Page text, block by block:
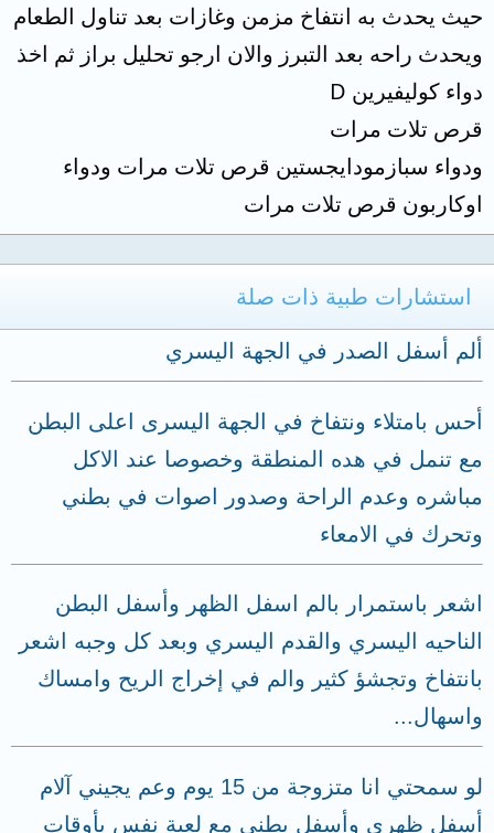
حيث يحدث به انتفاخ مزمن وغازات بعد تناول الطعام
ويحدث راحه بعد التبرز والان ارجو تحليل براز ثم اخذ
دواء كوليفيرين D
قرص تلات مرات
ودواء سبازمودايجستين قرص تلات مرات ودواء
اوكاربون قرص تلات مرات
استشارات طبية ذات صلة
ألم أسفل الصدر في الجهة اليسري
أحس بامتلاء ونتفاخ في الجهة اليسرى اعلى البطن
مع تنمل في هده المنطقة وخصوصا عند الاكل
مباشره وعدم الراحة وصدور اصوات في بطني
وتحرك في الامعاء
اشعر باستمرار بالم اسفل الظهر وأسفل البطن
الناحيه اليسري والقدم اليسري وبعد كل وجبه اشعر
بانتفاخ وتجشؤ كثير والم في إخراج الريح وامساك
واسهال...
لو سمحتي انا متزوجة من 15 يوم وعم يجيني آلام
أسفل ظهري وأسفل بطني مع لعية نفس بأوقات